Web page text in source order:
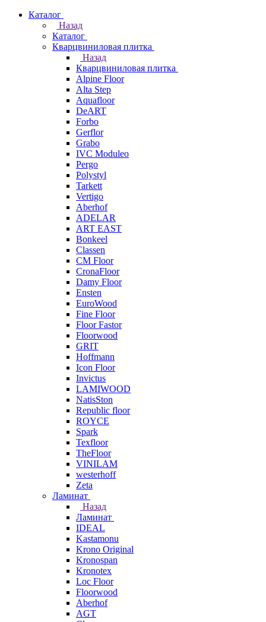
Каталог
Назад
Каталог
Кварцвиниловая плитка
Назад
Кварцвиниловая плитка
Alpine Floor
Alta Step
Aquafloor
DeART
Forbo
Gerflor
Grabo
IVC Moduleo
Pergo
Polystyl
Tarkett
Vertigo
Aberhof
ADELAR
ART EAST
Bonkeel
Classen
CM Floor
CronaFloor
Damy Floor
Ensten
EuroWood
Fine Floor
Floor Fastor
Floorwood
GRIT
Hoffmann
Icon Floor
Invictus
LAMIWOOD
NatisSton
Republic floor
ROYCE
Spark
Texfloor
TheFloor
VINILAM
westerhoff
Zeta
Ламинат
Назад
Ламинат
IDEAL
Kastamonu
Krono Original
Kronospan
Kronotex
Loc Floor
Floorwood
Aberhof
AGT